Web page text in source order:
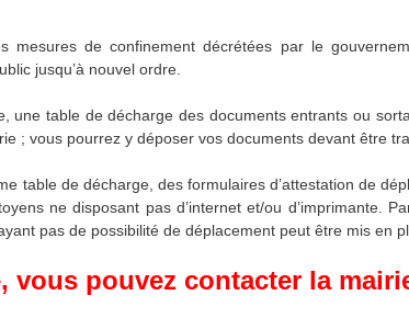
mesures de confinement décrétées par le
jusqu’à nouvel ordre.
une table de décharge des documents entrants ou
; vous pourrez y déposer vos documents devant être
table de décharge, des formulaires d’attestation de
ne disposant pas d’internet et/ou d’imprimante.
pas de possibilité de déplacement peut être mis en
pouvez contacter la